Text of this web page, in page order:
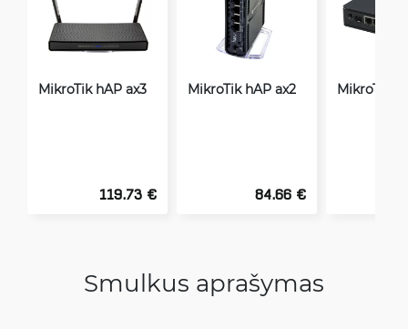
MikroTik hAP ax3
119.73 €
MikroTik hAP ax2
84.66 €
MikroTik
Smulkus aprašymas